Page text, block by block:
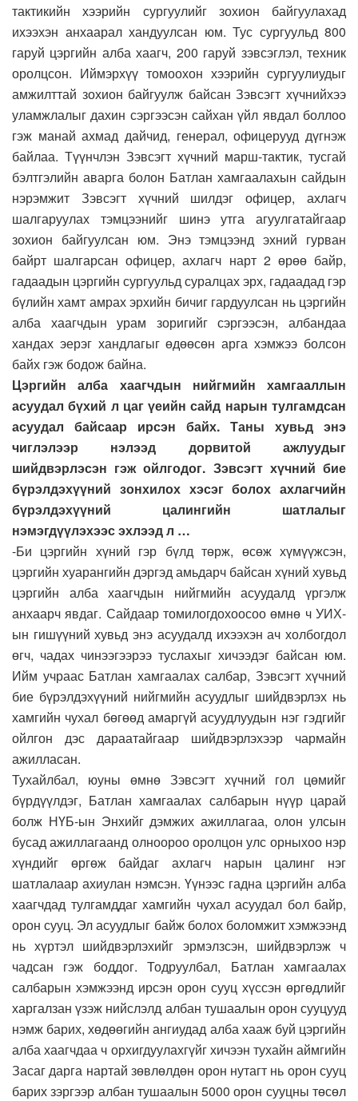
тактикийн хээрийн сургуулийг зохион байгуулахад
ихээхэн анхаарал хандуулсан юм. Тус сургуульд 800
гаруй цэргийн алба хаагч, 200 гаруй зэвсэглэл, техник
оролцсон. Иймэрхүү томоохон хээрийн сургуулиудыг
амжилттай зохион байгуулж байсан Зэвсэгт хүчнийхээ
уламжлалыг дахин сэргээсэн сайхан үйл явдал боллоо
гэж манай ахмад дайчид, генерал, офицерууд дүгнэж
байлаа. Түүнчлэн Зэвсэгт хүчний марш-тактик, тусгай
бэлтгэлийн аварга болон Батлан хамгаалахын сайдын
нэрэмжит Зэвсэгт хүчний шилдэг офицер, ахлагч
шалгаруулах тэмцээнийг шинэ утга агуулгатайгаар
зохион байгуулсан юм. Энэ тэмцээнд эхний гурван
байрт шалгарсан офицер, ахлагч нарт 2 өрөө байр,
гадаадын цэргийн сургуульд суралцах эрх, гадаадад гэр
бүлийн хамт амрах эрхийн бичиг гардуулсан нь цэргийн
алба хаагчдын урам зоригийг сэргээсэн, албандаа
хандах эерэг хандлагыг өдөөсөн арга хэмжээ болсон
байх гэж бодож байна.
Цэргийн алба хаагчдын нийгмийн хамгааллын
асуудал бүхий л цаг үеийн сайд нарын тулгамдсан
асуудал байсаар ирсэн байх. Таны хувьд энэ
чиглэлээр нэлээд дорвитой ажлуудыг
шийдвэрлэсэн гэж ойлгодог. Зэвсэгт хүчний бие
бүрэлдэхүүний зонхилох хэсэг болох ахлагчийн
бүрэлдэхүүний цалингийн шатлалыг
нэмэгдүүлэхээс эхлээд л …
-Би цэргийн хүний гэр бүлд төрж, өсөж хүмүүжсэн,
цэргийн хуарангийн дэргэд амьдарч байсан хүний хувьд
цэргийн алба хаагчдын нийгмийн асуудалд үргэлж
анхаарч явдаг. Сайдаар томилогдохоосоо өмнө ч УИХ-
ын гишүүний хувьд энэ асуудалд ихээхэн ач холбогдол
өгч, чадах чинээгээрээ туслахыг хичээдэг байсан юм.
Ийм учраас Батлан хамгаалах салбар, Зэвсэгт хүчний
бие бүрэлдэхүүний нийгмийн асуудлыг шийдвэрлэх нь
хамгийн чухал бөгөөд амаргүй асуудлуудын нэг гэдгийг
ойлгон дэс дараатайгаар шийдвэрлэхээр чармайн
ажилласан.
Тухайлбал, юуны өмнө Зэвсэгт хүчний гол цөмийг
бүрдүүлдэг, Батлан хамгаалах салбарын нүүр царай
болж НҮБ-ын Энхийг дэмжих ажиллагаа, олон улсын
бусад ажиллагаанд олноороо оролцон улс орныхоо нэр
хүндийг өргөж байдаг ахлагч нарын цалинг нэг
шатлалаар ахиулан нэмсэн. Үүнээс гадна цэргийн алба
хаагчдад тулгамддаг хамгийн чухал асуудал бол байр,
орон сууц. Эл асуудлыг байж болох боломжит хэмжээнд
нь хүртэл шийдвэрлэхийг эрмэлзсэн, шийдвэрлэж ч
чадсан гэж боддог. Тодруулбал, Батлан хамгаалах
салбарын хэмжээнд ирсэн орон сууц хүссэн өргөдлийг
харгалзан үзэж нийслэлд албан тушаалын орон сууцууд
нэмж барих, хөдөөгийн ангиудад алба хааж буй цэргийн
алба хаагчдаа ч орхигдуулахгүйг хичээн тухайн аймгийн
Засаг дарга нартай зөвлөлдөн орон нутагт нь орон сууц
барих зэргээр албан тушаалын 5000 орон сууцны төсөл